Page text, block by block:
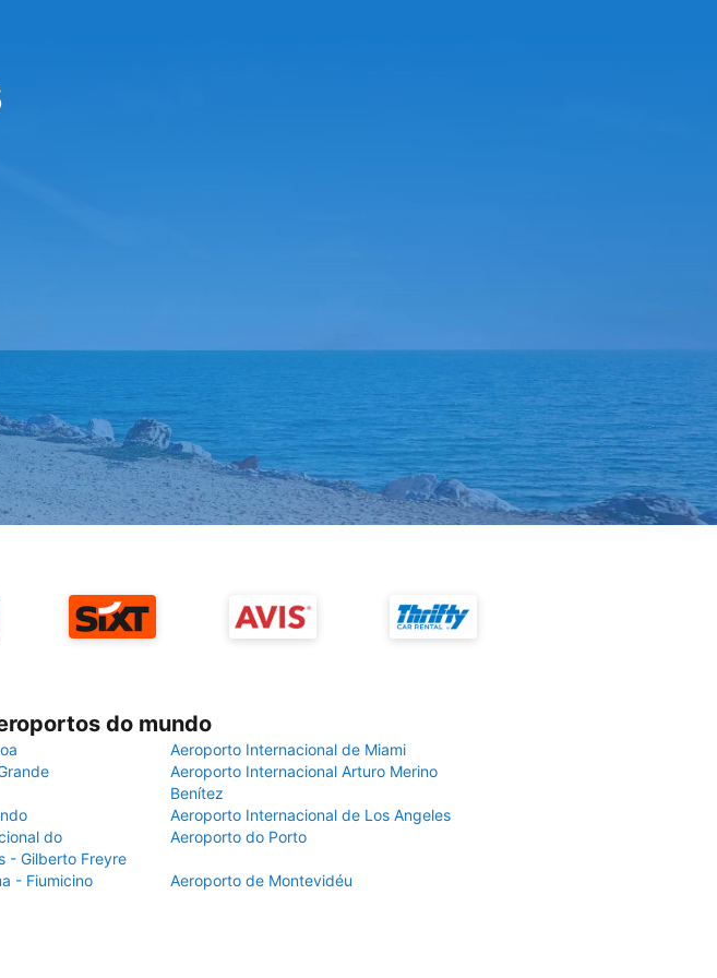
do mundo
Aeroporto Internacional de Miami
Aeroporto Internacional Arturo Merino
Benítez
Aeroporto Internacional de Los Angeles
do
- Gilberto Freyre
Aeroporto do Porto
- Fiumicino Aeroporto de Montevidéu